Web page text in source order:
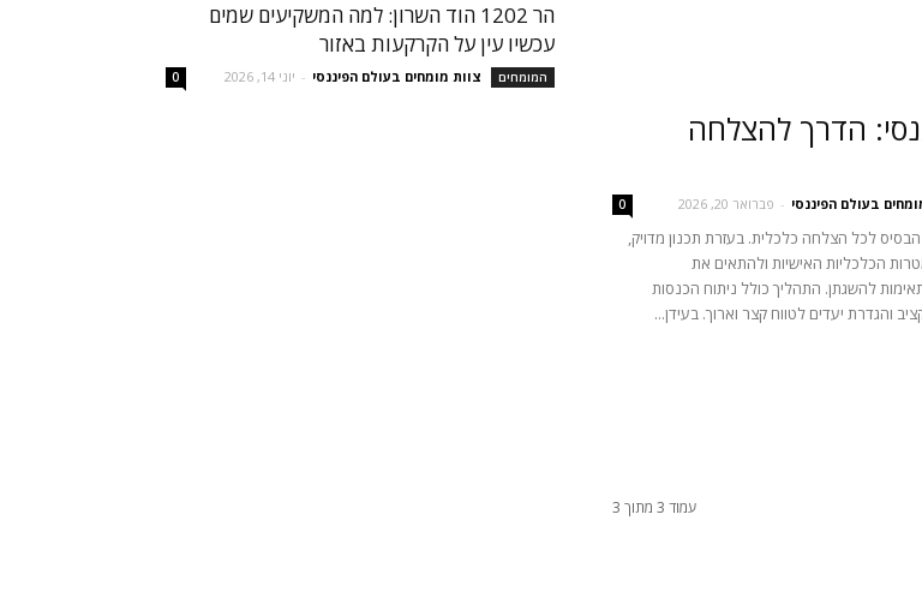
הדרך להצלחה
בעולם הפיננסי - פברואר 20, 2026 0
הבסיס לכל הצלחה כלכלית. בעזרת תכנון מדויק,
הכלכליות האישיות ולהתאים את
להשגתן. התהליך כולל ניתוח הכנסות
והגדרת יעדים לטווח קצר וארוך. בעידן...
עמוד 3 מתוך 3
הר 1202 הוד השרון: למה המשקיעים שמים
עכשיו עין על הקרקעות באזור
המומחים צוות מומחים בעולם הפיננסי - יוני 14, 2026 0